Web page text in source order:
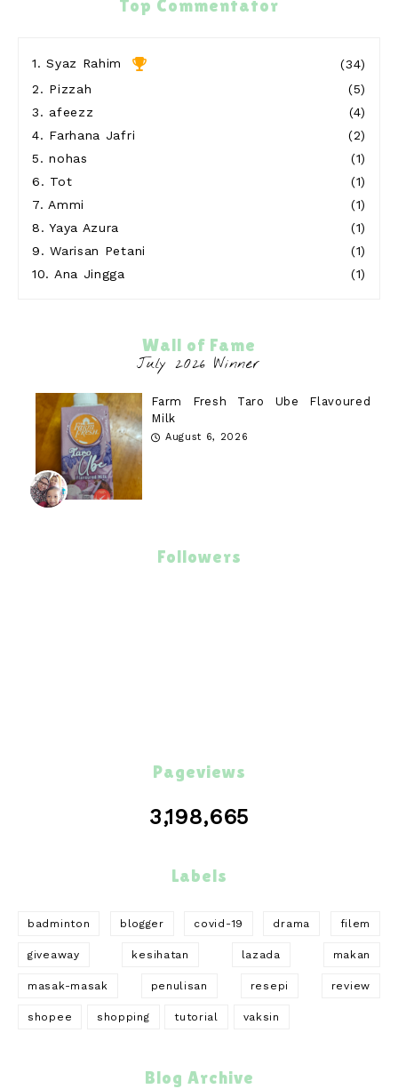
Blog SihatimerahjambuTop Commentator
1.Syaz Rahim
(34)
2. Pizzah
(5)
3. afeezz
(4)
4. Farhana Jafri
(2)
5.nohas
(1)
6. Tot
(1)
7. Ammi
(1)
8.Yaya Azura
(1)
9.Warisan Petani
(1)
10. Ana Jingga (1)
Wall of Fame
Farm Fresh Taro Ube Flavoured
Milk
August 6, 2026
Followers
Pageviews
3,198,665
Labels
badminton blogger covid-19 drama filem
giveaway kesihatan lazada makan
masak-masak penulisan resepi review
shopee shopping tutorial vaksin
Blog Archive